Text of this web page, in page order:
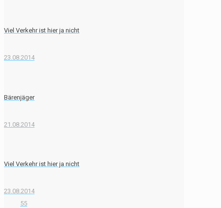
Viel Verkehr ist hier ja nicht
23.08.2014
Bärenjäger
21.08.2014
Viel Verkehr ist hier ja nicht
23.08.2014
55